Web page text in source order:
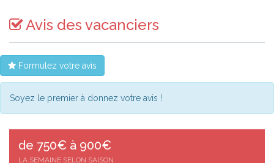
Avis des vacanciers
Formulez votre avis
Soyez le premier à donnez votre avis !
de 750€ à 900€
LA SEMAINE SELON SAISON